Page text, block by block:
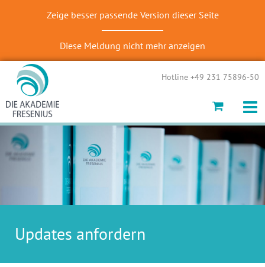
Zeige besser passende Version dieser Seite
Diese Meldung nicht mehr anzeigen
Hotline +49 231 75896-50
Updates anfordern